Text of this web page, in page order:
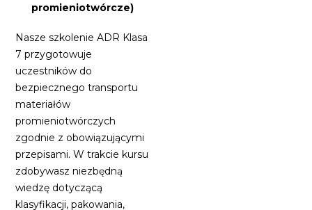
promieniotwórcze)
Nasze szkolenie ADR Klasa
7 przygotowuje
uczestników do
bezpiecznego transportu
materiałów
promieniotwórczych
zgodnie z obowiązującymi
przepisami. W trakcie kursu
zdobywasz niezbędną
wiedzę dotyczącą
klasyfikacji, pakowania,